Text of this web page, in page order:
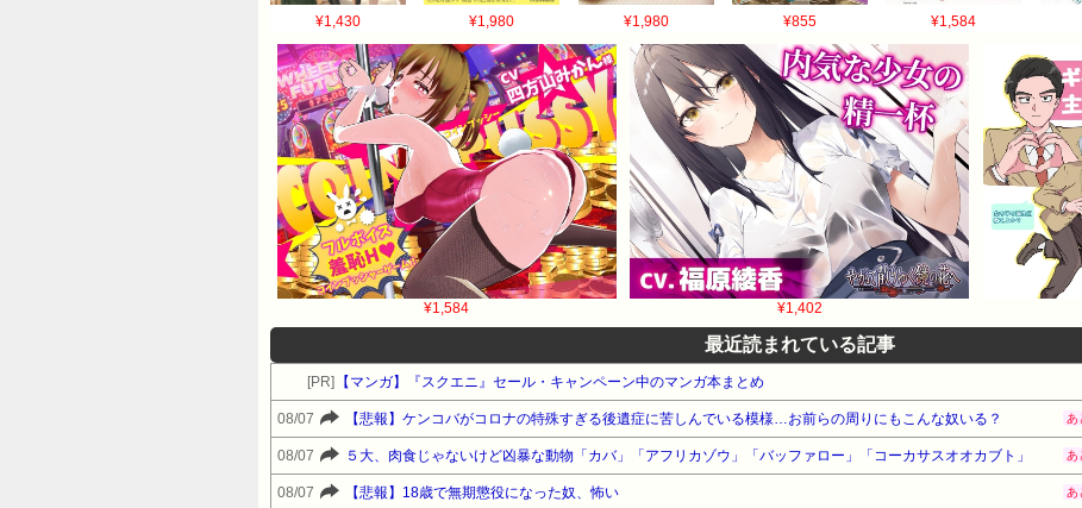
¥1,430 ¥1,980 ¥1,980 ¥855 ¥1,584
¥1,584 ¥1,402
最近読まれている記事
[PR] 【マンガ】『スクエニ』セール・キャンペーン中のマンガ本まとめ
08/07 【悲報】ケンコバがコロナの特殊すぎる後遺症に苦しんでいる模様…お前らの周りにもこんな奴いる？ あ
08/07 ５大、肉食じゃないけど凶暴な動物「カバ」「アフリカゾウ」「バッファロー」「コーカサスオオカブト」 あ
08/07 【悲報】18歳で無期懲役になった奴、怖い あ